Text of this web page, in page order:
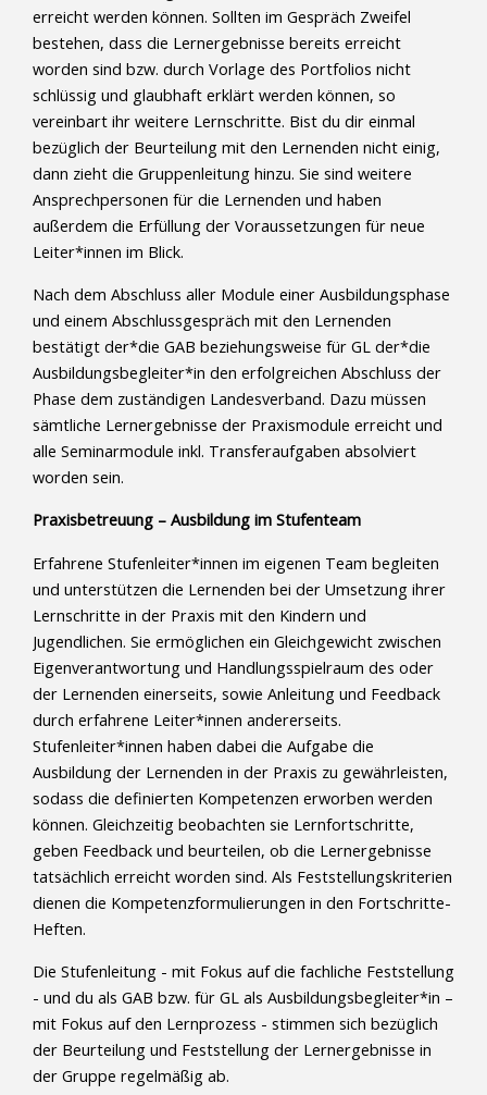
erreicht werden können. Sollten im Gespräch Zweifel
bestehen, dass die Lernergebnisse bereits erreicht
worden sind bzw. durch Vorlage des Portfolios nicht
schlüssig und glaubhaft erklärt werden können, so
vereinbart ihr weitere Lernschritte. Bist du dir einmal
bezüglich der Beurteilung mit den Lernenden nicht einig,
dann zieht die Gruppenleitung hinzu. Sie sind weitere
Ansprechpersonen für die Lernenden und haben
außerdem die Erfüllung der Voraussetzungen für neue
Leiter*innen im Blick.
Nach dem Abschluss aller Module einer Ausbildungsphase
und einem Abschlussgespräch mit den Lernenden
bestätigt der*die GAB beziehungsweise für GL der*die
Ausbildungsbegleiter*in den erfolgreichen Abschluss der
Phase dem zuständigen Landesverband. Dazu müssen
sämtliche Lernergebnisse der Praxismodule erreicht und
alle Seminarmodule inkl. Transferaufgaben absolviert
worden sein.
Praxisbetreuung – Ausbildung im Stufenteam
Erfahrene Stufenleiter*innen im eigenen Team begleiten
und unterstützen die Lernenden bei der Umsetzung ihrer
Lernschritte in der Praxis mit den Kindern und
Jugendlichen. Sie ermöglichen ein Gleichgewicht zwischen
Eigenverantwortung und Handlungsspielraum des oder
der Lernenden einerseits, sowie Anleitung und Feedback
durch erfahrene Leiter*innen andererseits.
Stufenleiter*innen haben dabei die Aufgabe die
Ausbildung der Lernenden in der Praxis zu gewährleisten,
sodass die definierten Kompetenzen erworben werden
können. Gleichzeitig beobachten sie Lernfortschritte,
geben Feedback und beurteilen, ob die Lernergebnisse
tatsächlich erreicht worden sind. Als Feststellungskriterien
dienen die Kompetenzformulierungen in den Fortschritte-
Heften.
Die Stufenleitung - mit Fokus auf die fachliche Feststellung
- und du als GAB bzw. für GL als Ausbildungsbegleiter*in –
mit Fokus auf den Lernprozess - stimmen sich bezüglich
der Beurteilung und Feststellung der Lernergebnisse in
der Gruppe regelmäßig ab.